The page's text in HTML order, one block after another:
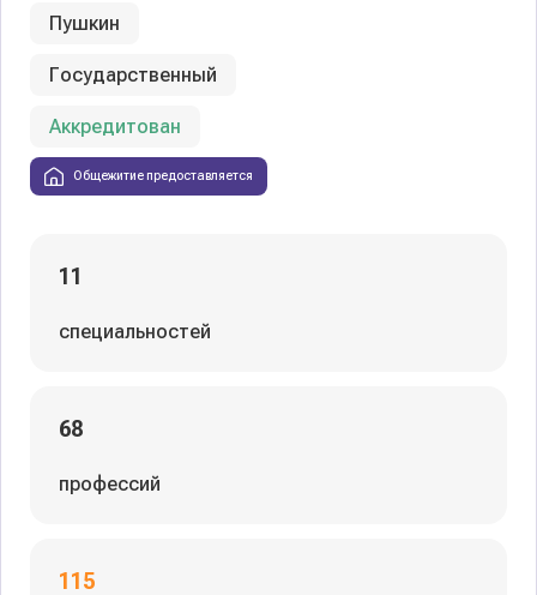
Пушкин
Государственный
Аккредитован
Общежитие предоставляется
11
специальностей
68
профессий
115